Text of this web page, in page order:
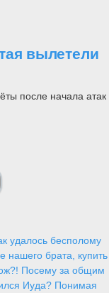
вылетели
после начала атак
удалось бесполому
нашего брата, купить
Посему за общим
Иуда? Понимая